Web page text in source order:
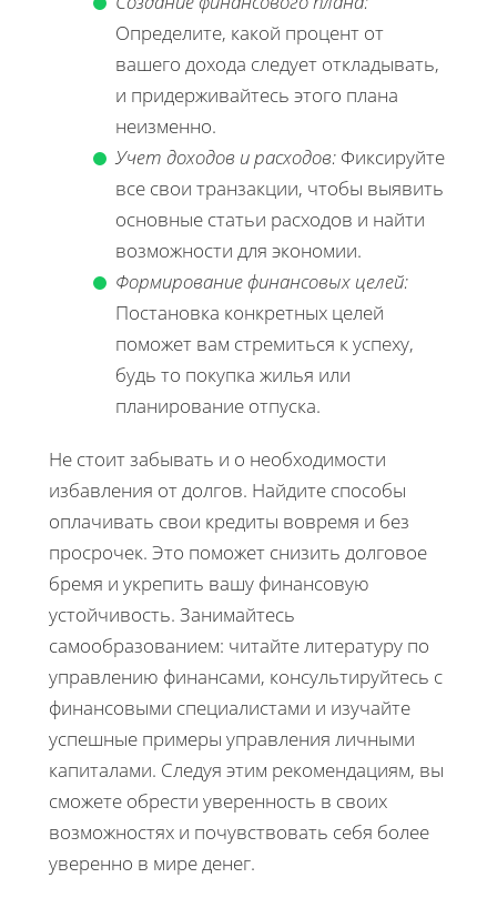
Определите, какой процент от
вашего дохода следует откладывать,
и придерживайтесь этого плана
неизменно.
Учет доходов и расходов: Фиксируйте
все свои транзакции, чтобы выявить
основные статьи расходов и найти
возможности для экономии.
Формирование финансовых целей:
Постановка конкретных целей
поможет вам стремиться к успеху,
будь то покупка жилья или
планирование отпуска.
Не стоит забывать и о необходимости
избавления от долгов. Найдите способы
оплачивать свои кредиты вовремя и без
просрочек. Это поможет снизить долговое
бремя и укрепить вашу финансовую
устойчивость. Занимайтесь
самообразованием: читайте литературу по
управлению финансами, консультируйтесь с
финансовыми специалистами и изучайте
успешные примеры управления личными
капиталами. Следуя этим рекомендациям, вы
сможете обрести уверенность в своих
возможностях и почувствовать себя более
уверенно в мире денег.